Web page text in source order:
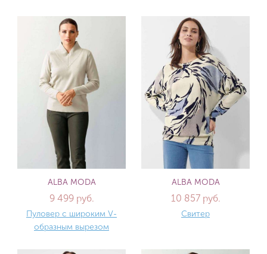
ALBA MODA
9 499 руб.
Пуловер с широким V-
образным вырезом
ALBA MODA
10 857 руб.
Свитер